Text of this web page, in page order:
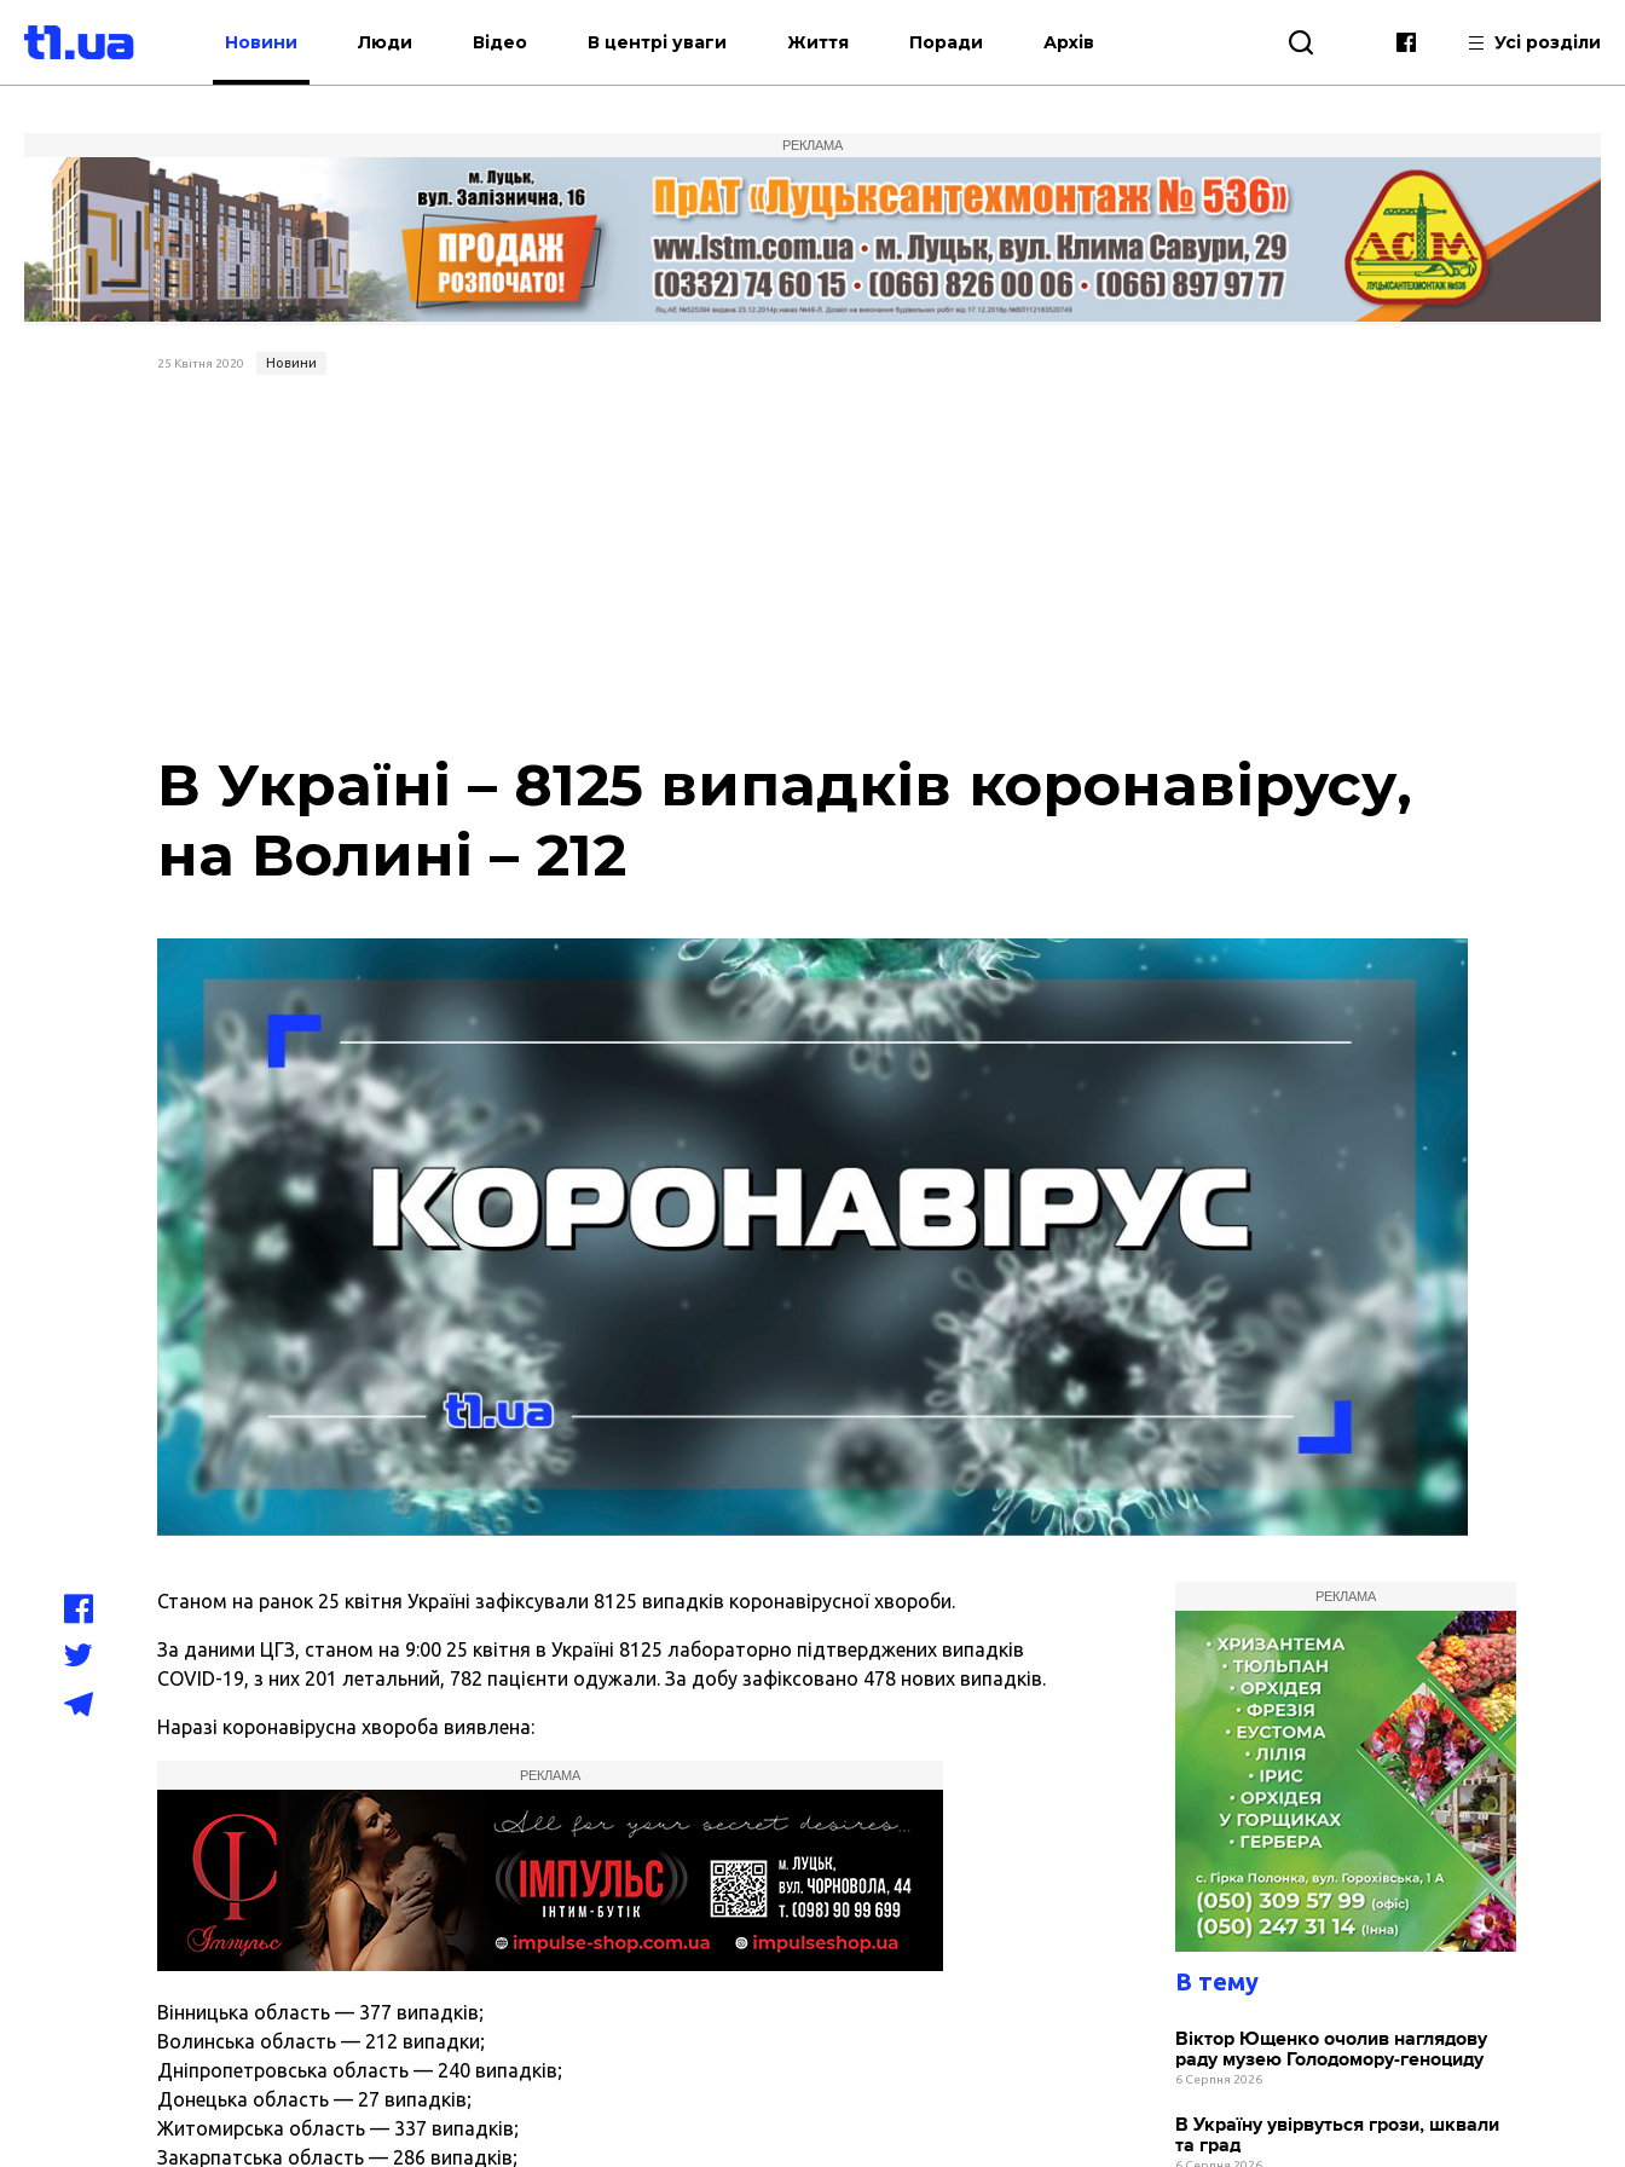
Новини Люди Відео В центрі уваги Життя Поради Архів Усі розділи
РЕКЛАМА
25 Квітня 2020 Новини
В Україні – 8125 випадків коронавірусу,
на Волині – 212
Станом на ранок 25 квітня Україні зафіксували 8125 випадків коронавірусної хвороби.
За даними ЦГЗ, станом на 9:00 25 квітня в Україні 8125 лабораторно підтверджених випадків
COVID-19, з них 201 летальний, 782 пацієнти одужали. За добу зафіксовано 478 нових випадків.
Наразі коронавірусна хвороба виявлена:
РЕКЛАМА
Вінницька область — 377 випадків;
Волинська область — 212 випадки;
Дніпропетровська область — 240 випадків;
Донецька область — 27 випадків;
Житомирська область — 337 випадків;
Закарпатська область — 286 випадків;
РЕКЛАМА
В тему
Віктор Ющенко очолив наглядову
раду музею Голодомору-геноциду
6 Серпня 2026
В Україну увірвуться грози, шквали
та град